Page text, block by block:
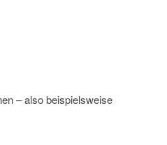
– also beispielsweise